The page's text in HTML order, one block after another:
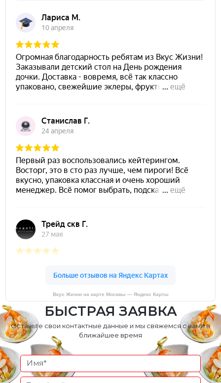
Вкус Жизни на карте Москвы — Яндекс Карты
БЫСТРАЯ ЗАЯВКА
Оставьте свои контактные данные и мы свяжемся с вами в
ближайшее время